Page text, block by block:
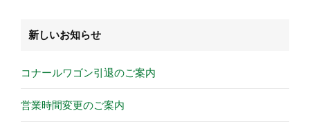
新しいお知らせ
コナールワゴン引退のご案内
営業時間変更のご案内